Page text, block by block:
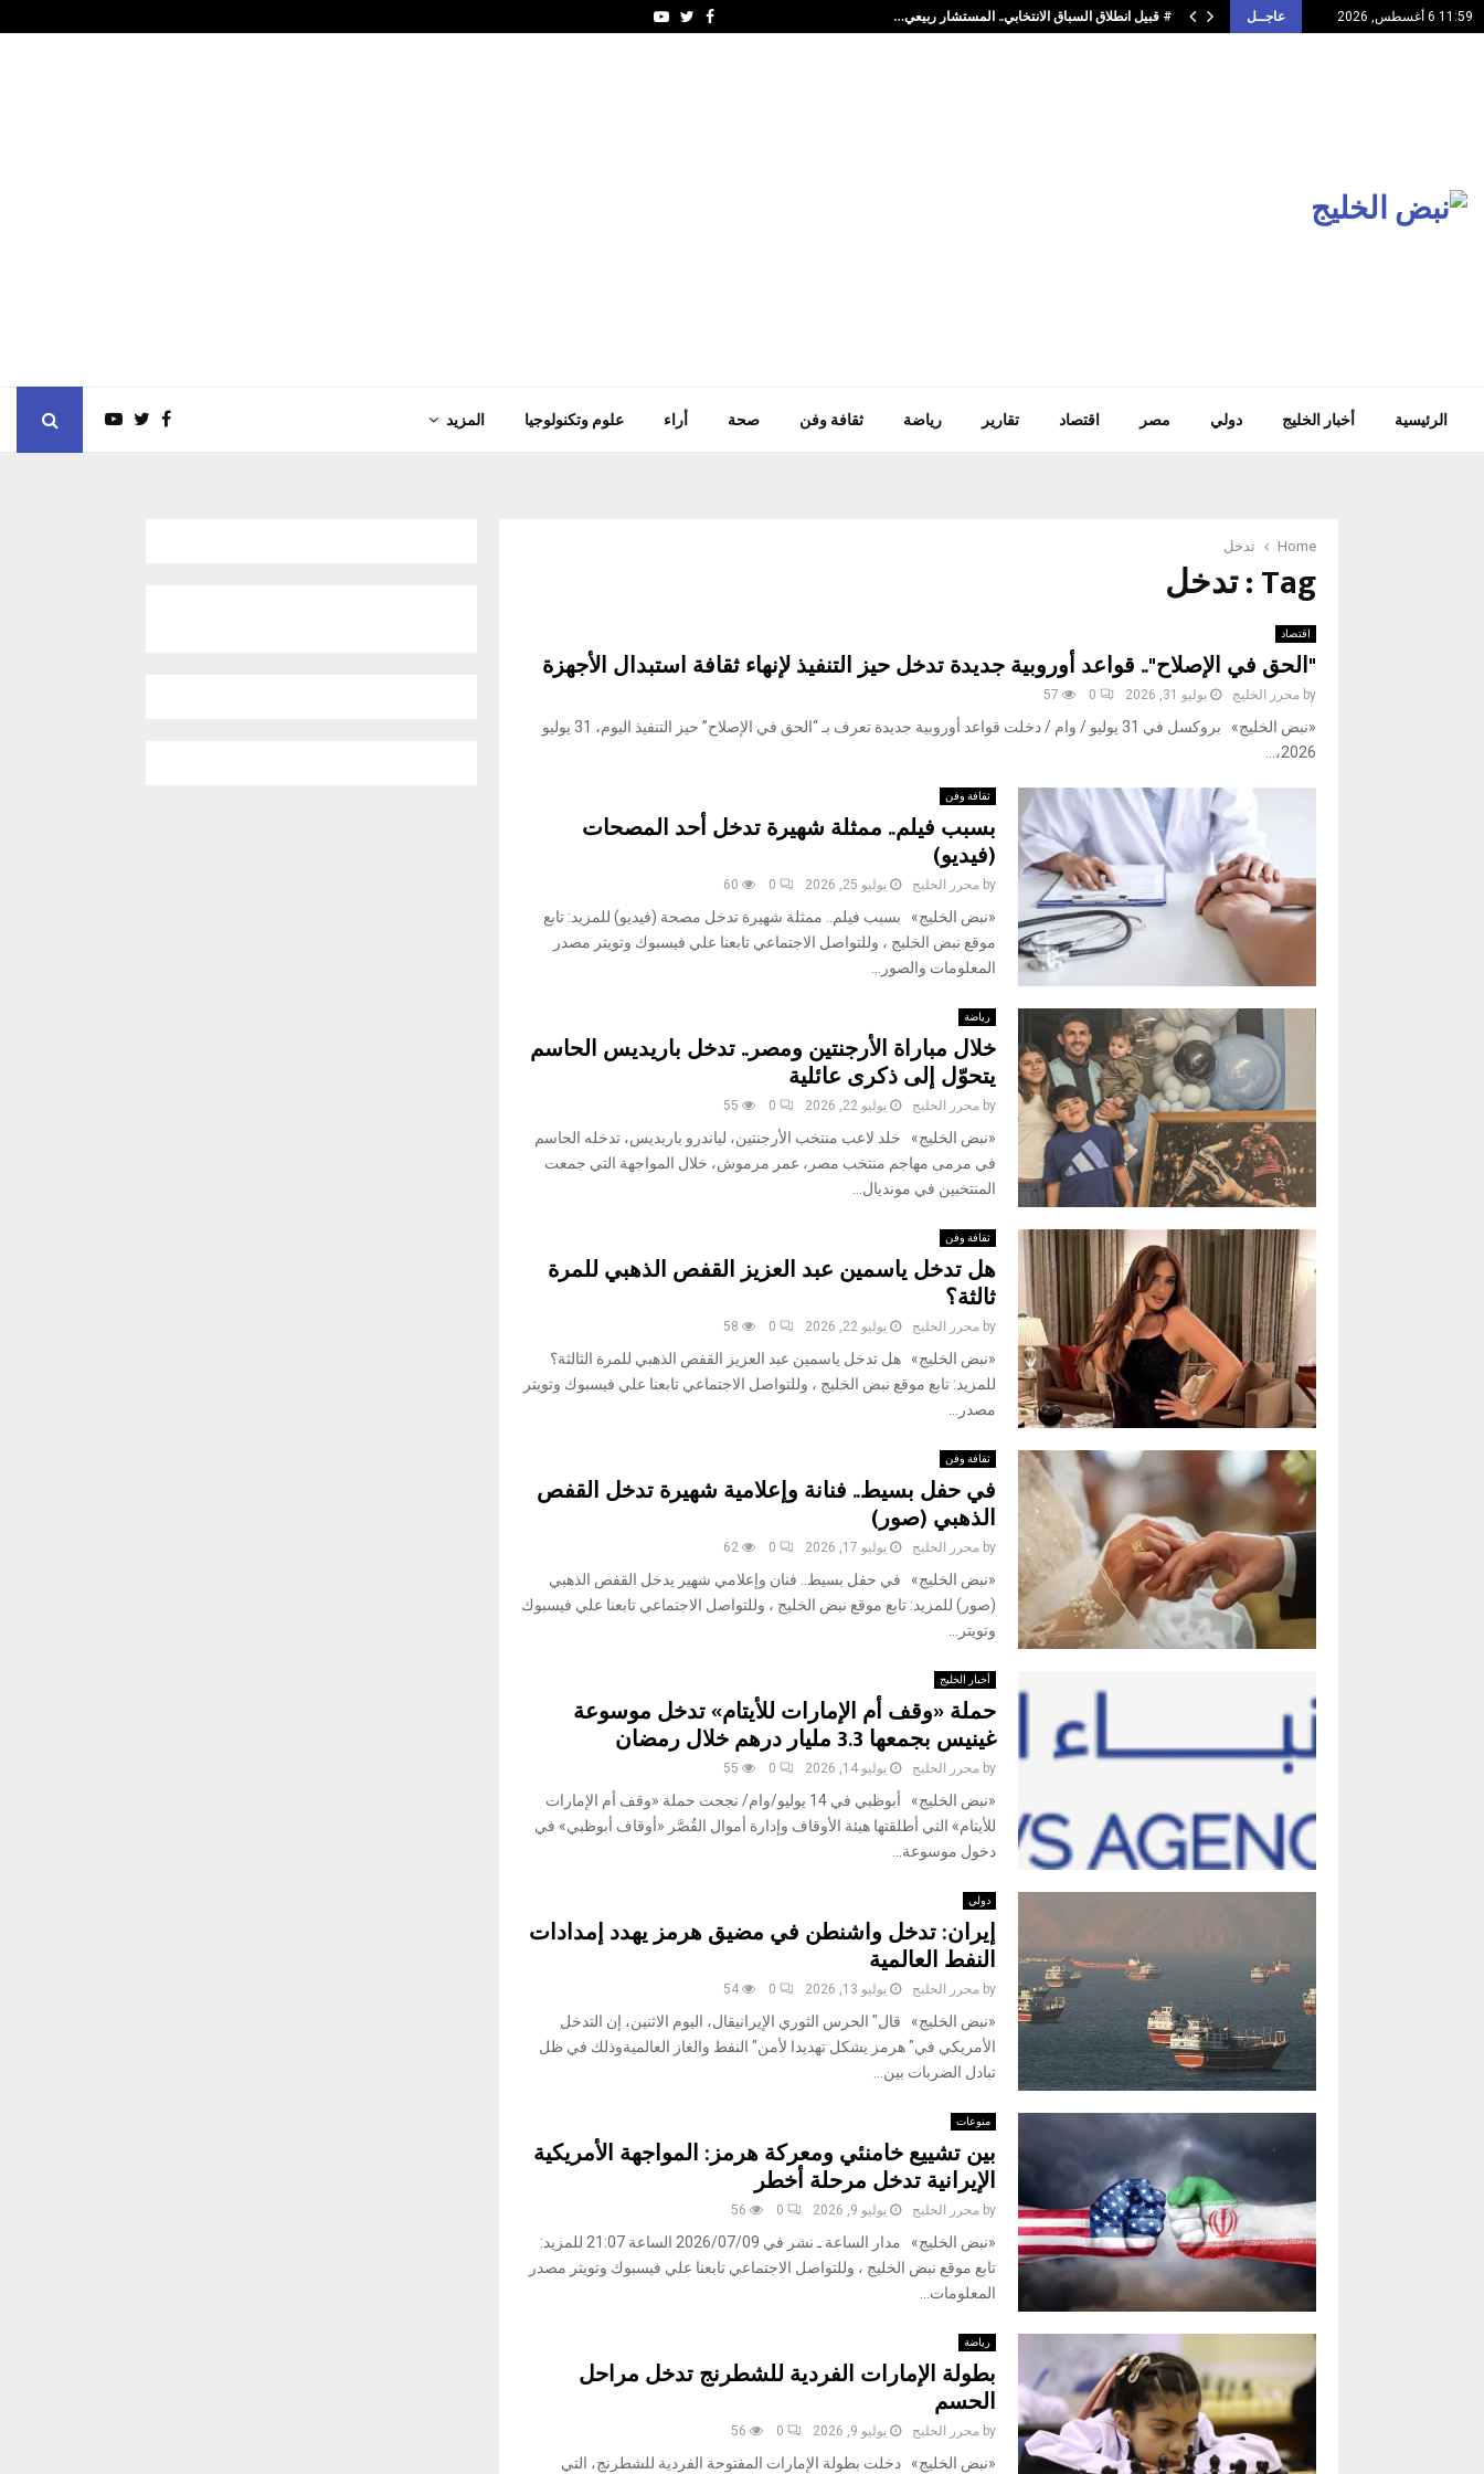
11:59 6 أغسطس, 2026 عاجــل # قبيل انطلاق السباق الانتخابي.. المستشار ربيعي… Facebook
Twitter
Youtube
الرئيسية أخبار الخليج دولي مصر اقتصاد تقارير رياضة ثقافة وفن صحة أراء علوم وتكنولوجيا المزيد
Home تدخل
Tag : تدخل
اقتصاد
"الحق في الإصلاح".. قواعد أوروبية جديدة تدخل حيز التنفيذ لإنهاء ثقافة استبدال الأجهزة
by محرر الخليج يوليو 31, 2026 0
57
«نبض الخليج» بروكسل في 31 يوليو / وام / دخلت قواعد أوروبية جديدة تعرف بـ “الحق في الإصلاح” حيز التنفيذ اليوم، 31 يوليو
2026،...
ثقافة وفن
بسبب فيلم.. ممثلة شهيرة تدخل أحد المصحات
(فيديو)
by محرر الخليج يوليو 25, 2026 0
60
«نبض الخليج» بسبب فيلم.. ممثلة شهيرة تدخل مصحة (فيديو) للمزيد: تابع
موقع نبض الخليج ، وللتواصل الاجتماعي تابعنا علي فيسبوك وتويتر مصدر
المعلومات والصور...
رياضة
خلال مباراة الأرجنتين ومصر.. تدخل باريديس الحاسم
يتحوّل إلى ذكرى عائلية
by محرر الخليج يوليو 22, 2026 0
55
«نبض الخليج» خلد لاعب منتخب الأرجنتين، لياندرو باريديس، تدخله الحاسم
في مرمى مهاجم منتخب مصر، عمر مرموش، خلال المواجهة التي جمعت
المنتخبين في مونديال...
ثقافة وفن
هل تدخل ياسمين عبد العزيز القفص الذهبي للمرة
ثالثة؟
by محرر الخليج يوليو 22, 2026 0
58
«نبض الخليج» هل تدخل ياسمين عبد العزيز القفص الذهبي للمرة الثالثة؟
للمزيد: تابع موقع نبض الخليج ، وللتواصل الاجتماعي تابعنا علي فيسبوك وتويتر
مصدر...
ثقافة وفن
في حفل بسيط.. فنانة وإعلامية شهيرة تدخل القفص
الذهبي (صور)
by محرر الخليج يوليو 17, 2026 0
62
«نبض الخليج» في حفل بسيط.. فنان وإعلامي شهير يدخل القفص الذهبي
(صور) للمزيد: تابع موقع نبض الخليج ، وللتواصل الاجتماعي تابعنا علي فيسبوك
وتويتر...
أخبار الخليج
حملة «وقف أم الإمارات للأيتام» تدخل موسوعة
غينيس بجمعها 3.3 مليار درهم خلال رمضان
by محرر الخليج يوليو 14, 2026 0
55
«نبض الخليج» أبوظبي في 14 يوليو/وام/ نجحت حملة «وقف أم الإمارات
للأيتام» التي أطلقتها هيئة الأوقاف وإدارة أموال القُصَّر «أوقاف أبوظبي» في
دخول موسوعة...
دولي
إيران: تدخل واشنطن في مضيق هرمز يهدد إمدادات
النفط العالمية
by محرر الخليج يوليو 13, 2026 0
54
«نبض الخليج» قال" الحرس الثوري الإيرانيقال، اليوم الاثنين، إن التدخل
الأمريكي في" هرمز يشكل تهديدا لأمن" النفط والغاز العالميةوذلك في ظل
تبادل الضربات بين...
منوعات
بين تشييع خامنئي ومعركة هرمز: المواجهة الأمريكية
الإيرانية تدخل مرحلة أخطر
by محرر الخليج يوليو 9, 2026 0
56
«نبض الخليج» مدار الساعة ـ نشر في 2026/07/09 الساعة 21:07 للمزيد:
تابع موقع نبض الخليج ، وللتواصل الاجتماعي تابعنا علي فيسبوك وتويتر مصدر
المعلومات...
رياضة
بطولة الإمارات الفردية للشطرنج تدخل مراحل
الحسم
by محرر الخليج يوليو 9, 2026 0
56
«نبض الخليج» دخلت بطولة الإمارات المفتوحة الفردية للشطرنج، التي